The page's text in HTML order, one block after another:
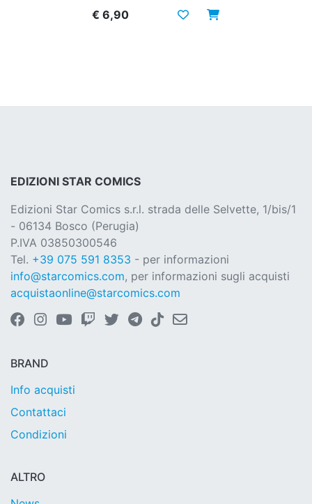
€ 6,90
EDIZIONI STAR COMICS
Edizioni Star Comics s.r.l. strada delle Selvette, 1/bis/1
- 06134 Bosco (Perugia)
P.IVA 03850300546
Tel. +39 075 591 8353 - per informazioni
info@starcomics.com, per informazioni sugli acquisti
acquistaonline@starcomics.com
BRAND
Info acquisti
Contattaci
Condizioni
ALTRO